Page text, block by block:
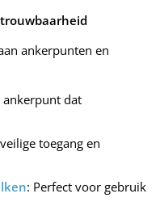
ankerpunten en
ankerpunt dat
toegang en
: Perfect voor gebruik